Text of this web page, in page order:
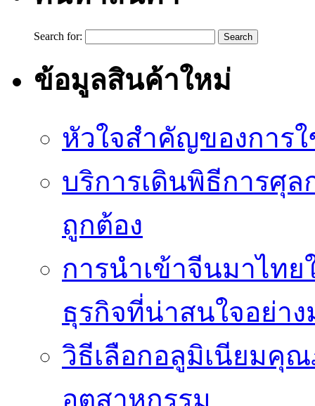
Search for:
ข้อมูลสินค้าใหม่
หัวใจสำคัญของการ
บริการเดินพิธีการศุล
ถูกต้อง
การนำเข้าจีนมาไท
ธุรกิจที่น่าสนใจอย่าง
วิธีเลือกอลูมิเนียมคุ
อุตสาหกรรม